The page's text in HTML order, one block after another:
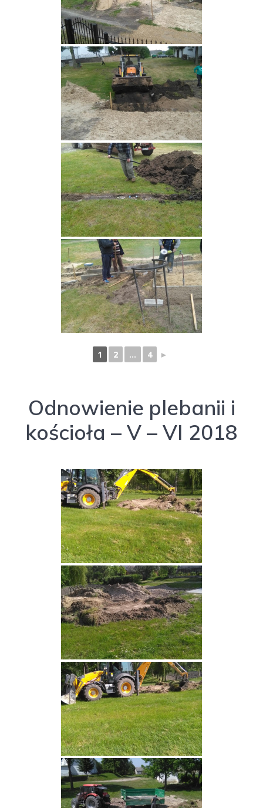
1 2 ... 4 ►
Odnowienie plebanii i
kościoła – V – VI 2018